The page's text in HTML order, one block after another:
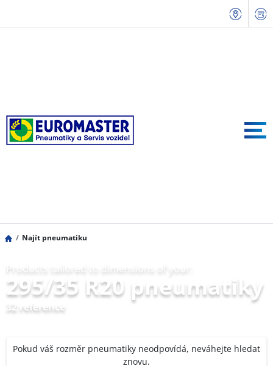
Najít pneumatiku
295/35 R20 pneumatiky
32 reference
Pokud váš rozměr pneumatiky neodpovídá, neváhejte hledat
znovu.